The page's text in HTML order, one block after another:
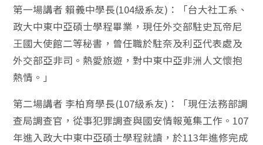
第一場講者 賴義中學長(104級系友)：「台大社工系、
政大中東中亞碩士學程畢業，現任外交部駐史瓦帝尼
王國大使館二等秘書，曾任職於駐奈及利亞代表處及
外交部亞非司。熱愛旅遊，對中東中亞非洲人文懷抱
熱情。」
第二場講者 李柏育學長(107級系友)：「現任法務部調
查局調查官，從事犯罪調查與國安情報蒐集工作。107
年進入政大中東中亞碩士學程就讀，於113年進修完成